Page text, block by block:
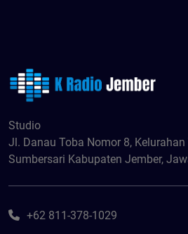
Studio
Jl. Danau Toba Nomor 8,
Sumbersari Kabupaten Jember,
+62 811-378-1029